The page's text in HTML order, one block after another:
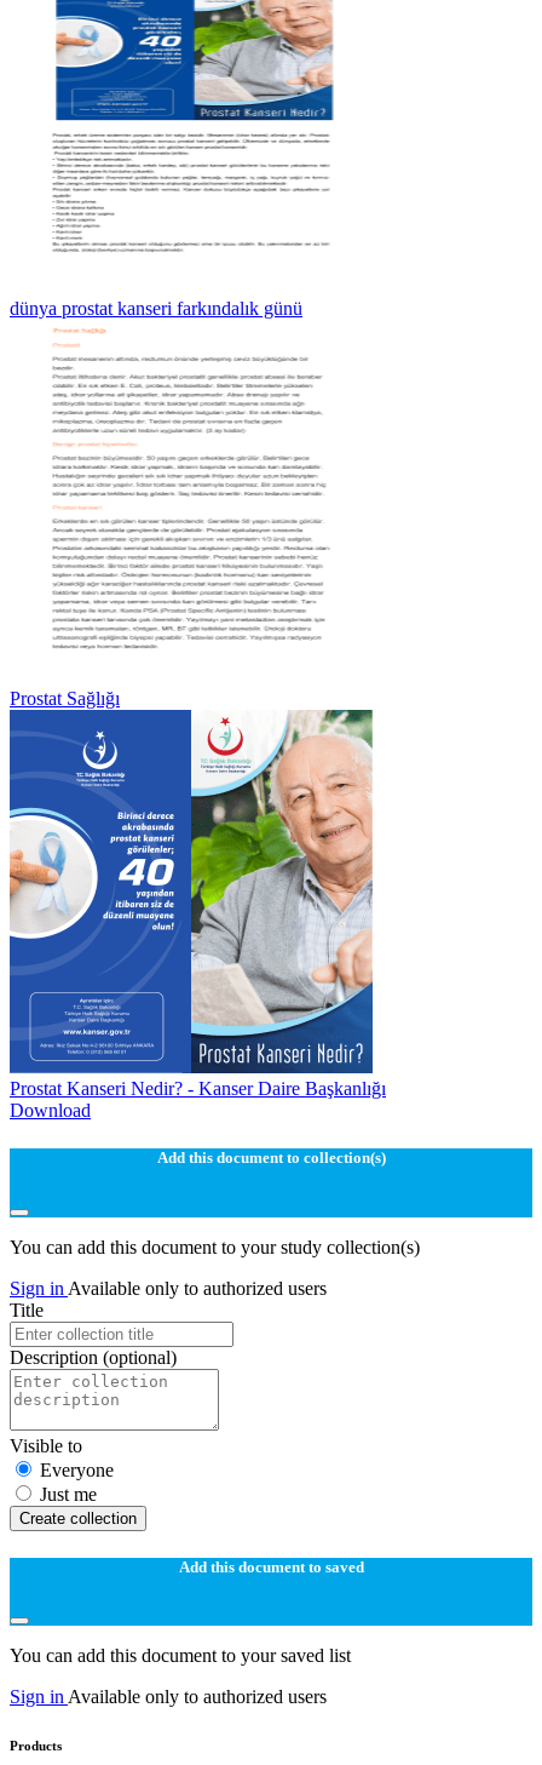
dünya prostat kanseri farkındalık günü
Prostat Sağlığı
Prostat Kanseri Nedir? - Kanser Daire Başkanlığı
Download
Add this document to collection(s)
You can add this document to your study collection(s)
Sign in Available only to authorized users
Title
Description (optional)
Visible to
Everyone
Just me
Create collection
Add this document to saved
You can add this document to your saved list
Sign in Available only to authorized users
Products